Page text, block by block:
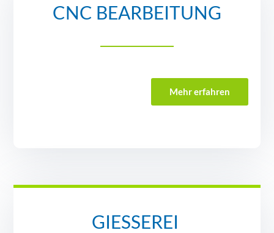
CNC BEARBEITUNG
Mehr erfahren
GIESSEREI